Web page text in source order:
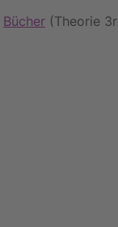
Bücher (Theorie